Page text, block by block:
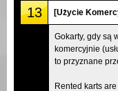
13 [Użycie
Gokarty, gdy są
komercyjnie
to przyznane
Rented karts